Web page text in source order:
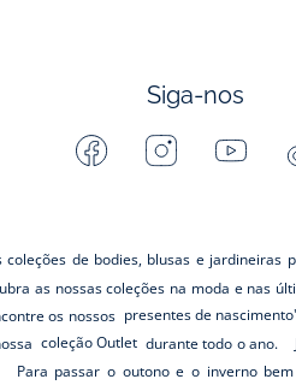
Siga-nos
FacebookInstagram
de bodies, blusas e jardineiras
as nossas coleções na moda e nas
os nossos presentes de
coleção Outlet durante todo o ano.
passar o outono e o inverno bem